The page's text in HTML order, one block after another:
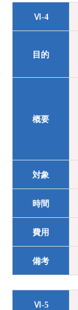
Ⅵ-4
目的
概要
対象
時間
費用
備考
Ⅵ-5